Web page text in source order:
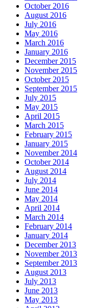
October 2016
August 2016
July 2016
May 2016
March 2016
January 2016
December 2015
November 2015
October 2015
September 2015
July 2015
May 2015
April 2015
March 2015
February 2015
January 2015
November 2014
October 2014
August 2014
July 2014
June 2014
May 2014
April 2014
March 2014
February 2014
January 2014
December 2013
November 2013
September 2013
August 2013
July 2013
June 2013
May 2013